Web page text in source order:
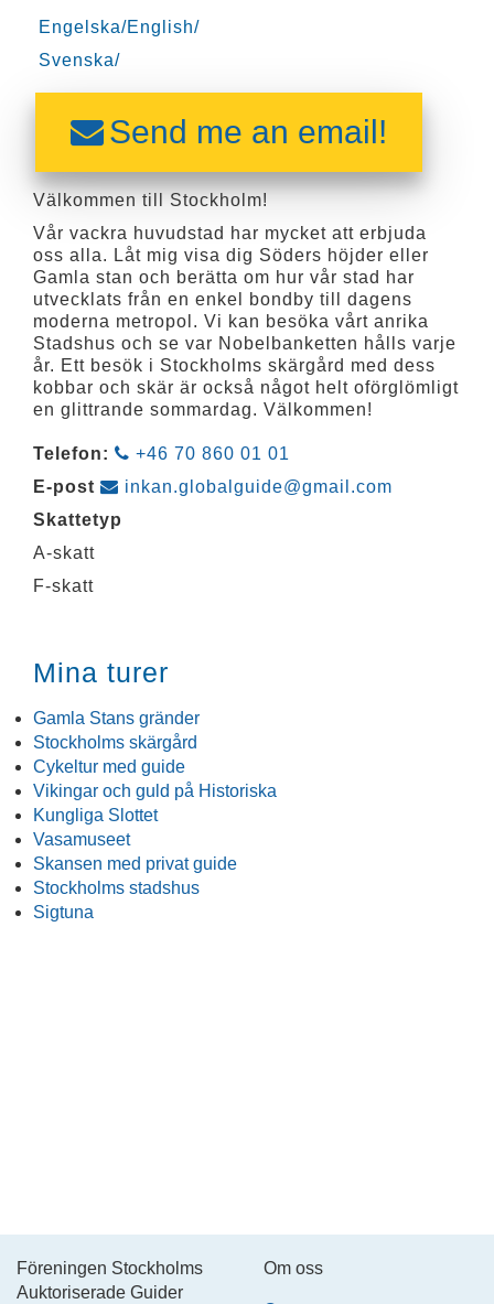
Engelska/English/
Svenska/
Send me an email!
Välkommen till Stockholm!
Vår vackra huvudstad har mycket att erbjuda
oss alla. Låt mig visa dig Söders höjder eller
Gamla stan och berätta om hur vår stad har
utvecklats från en enkel bondby till dagens
moderna metropol. Vi kan besöka vårt anrika
Stadshus och se var Nobelbanketten hålls varje
år. Ett besök i Stockholms skärgård med dess
kobbar och skär är också något helt oförglömligt
en glittrande sommardag. Välkommen!
Telefon:
+46 70 860 01 01
E-post
inkan.globalguide@gmail.com
Skattetyp
A-skatt
F-skatt
Mina turer
Gamla Stans gränder
Stockholms skärgård
Cykeltur med guide
Vikingar och guld på Historiska
Kungliga Slottet
Vasamuseet
Skansen med privat guide
Stockholms stadshus
Sigtuna
Föreningen Stockholms
Auktoriserade Guider
Om oss